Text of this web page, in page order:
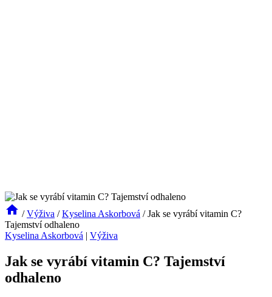
/ Výživa / Kyselina Askorbová / Jak se vyrábí vitamin C?
Tajemství odhaleno
Kyselina Askorbová | Výživa
Jak se vyrábí vitamin C? Tajemství
odhaleno